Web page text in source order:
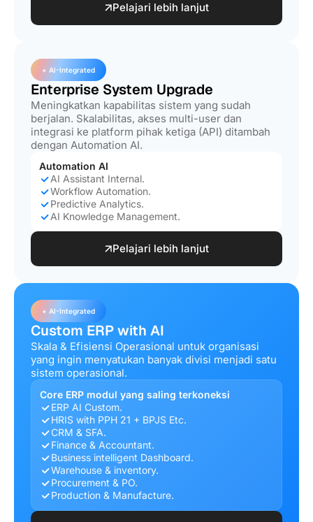
Pelajari lebih lanjut
+ AI-Integrated
Enterprise System Upgrade
Meningkatkan kapabilitas sistem yang sudah
berjalan. Skalabilitas, akses multi-user dan
integrasi ke platform pihak ketiga (API) ditambah
dengan Automation AI.
Automation AI
AI Assistant Internal.
Workflow Automation.
Predictive Analytics.
AI Knowledge Management.
Pelajari lebih lanjut
+ AI-Integrated
Custom ERP with AI
Skala & Efisiensi Operasional untuk organisasi
yang ingin menyatukan banyak divisi menjadi satu
sistem operasional.
Core ERP modul yang saling terkoneksi
ERP AI Custom.
HRIS with PPH 21 + BPJS Etc.
CRM & SFA.
Finance & Accountant.
Business intelligent Dashboard.
Warehouse & inventory.
Procurement & PO.
Production & Manufacture.